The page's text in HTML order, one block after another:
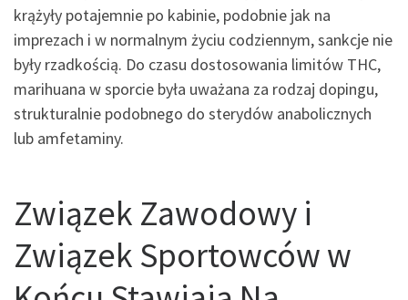
krążyły potajemnie po kabinie, podobnie jak na
imprezach i w normalnym życiu codziennym, sankcje nie
były rzadkością. Do czasu dostosowania limitów THC,
marihuana w sporcie była uważana za rodzaj dopingu,
strukturalnie podobnego do sterydów anabolicznych
lub amfetaminy.
Związek Zawodowy i
Związek Sportowców w